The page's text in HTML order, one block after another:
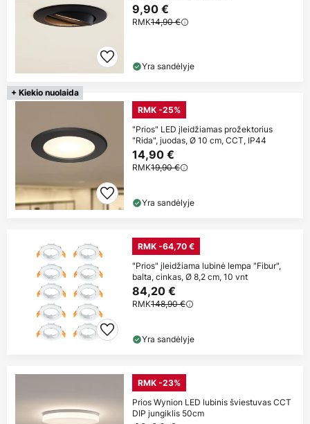
9,90 €
RMK14,90 €
Yra sandėlyje
+ Kiekio nuolaida
RMK -25%
"Prios" LED įleidžiamas prožektorius
"Rida", juodas, Ø 10 cm, CCT, IP44
14,90 €
RMK19,90 €
Yra sandėlyje
RMK -64,70 €
"Prios" įleidžiama lubinė lempa "Fibur",
balta, cinkas, Ø 8,2 cm, 10 vnt
84,20 €
RMK148,90 €
Yra sandėlyje
RMK -23%
Prios Wynion LED lubinis šviestuvas CCT
DIP jungiklis 50cm